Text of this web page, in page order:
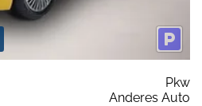
Pkw
Anderes Auto